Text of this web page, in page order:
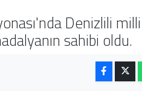
Denizlili
sahibi oldu.